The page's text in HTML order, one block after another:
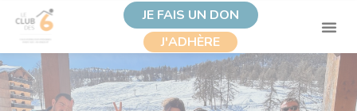
JE FAIS UN DON
J'ADHÈRE